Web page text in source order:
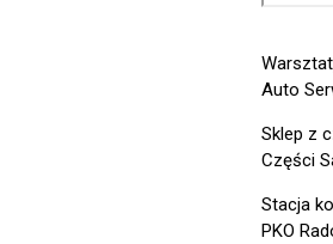
Auto
Sklep z
Części
Stacja
PKO